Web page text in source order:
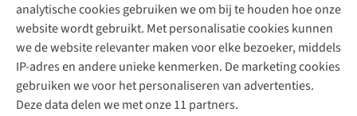
analytische cookies gebruiken we om bij te houden hoe onze
website wordt gebruikt. Met personalisatie cookies kunnen
we de website relevanter maken voor elke bezoeker, middels
IP-adres en andere unieke kenmerken. De marketing cookies
gebruiken we voor het personaliseren van advertenties.
Deze data delen we met onze 11 partners.
Contactformulier